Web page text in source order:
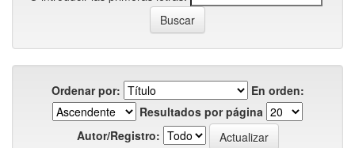
Ordenar por:
En orden:
Resultados por página
Autor/Registro: